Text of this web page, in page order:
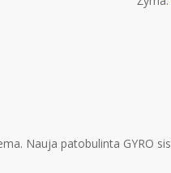
Nauja patobulinta GYRO